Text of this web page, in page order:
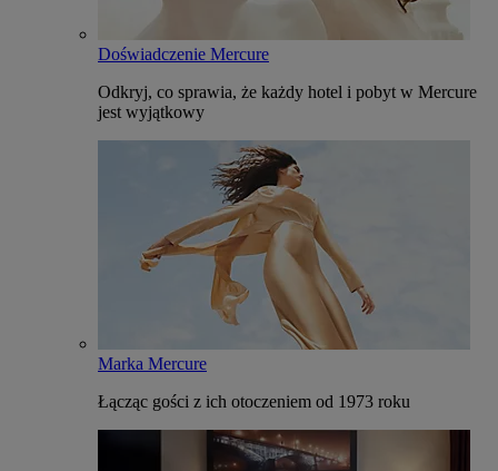
Doświadczenie Mercure
Odkryj, co sprawia, że każdy hotel i pobyt w Mercure
jest wyjątkowy
Marka Mercure
Łącząc gości z ich otoczeniem od 1973 roku